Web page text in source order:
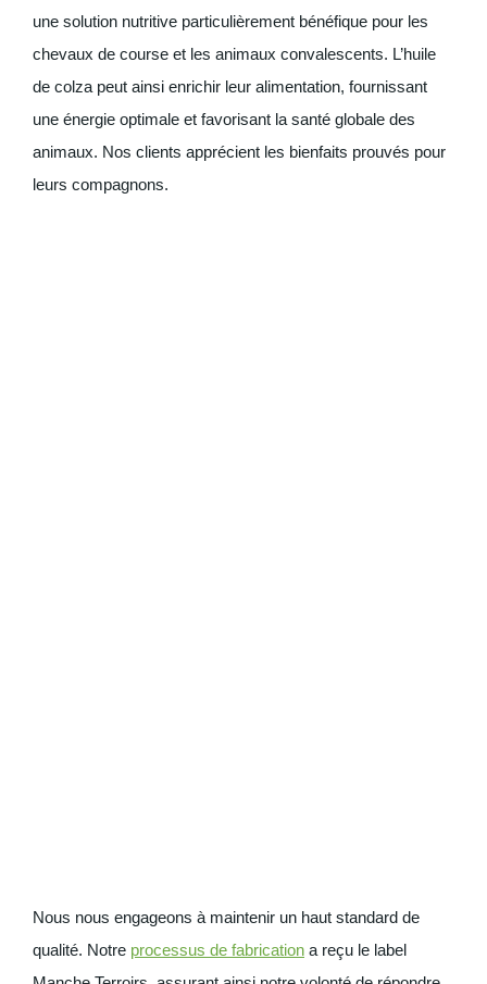
une solution nutritive particulièrement bénéfique pour les
chevaux de course et les animaux convalescents. L’huile
de colza peut ainsi enrichir leur alimentation, fournissant
une énergie optimale et favorisant la santé globale des
animaux. Nos clients apprécient les bienfaits prouvés pour
leurs compagnons.
Nous nous engageons à maintenir un haut standard de
qualité. Notre processus de fabrication a reçu le label